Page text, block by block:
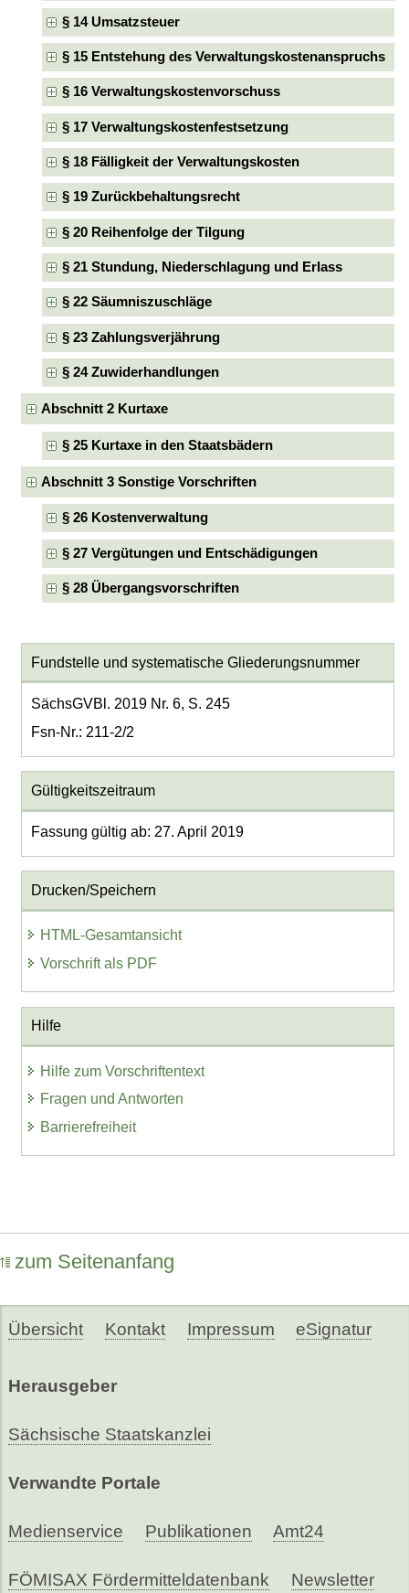
§ 14 Umsatzsteuer
§ 15 Entstehung des Verwaltungskostenanspruchs
§ 16 Verwaltungskostenvorschuss
§ 17 Verwaltungskostenfestsetzung
§ 18 Fälligkeit der Verwaltungskosten
§ 19 Zurückbehaltungsrecht
§ 20 Reihenfolge der Tilgung
§ 21 Stundung, Niederschlagung und Erlass
§ 22 Säumniszuschläge
§ 23 Zahlungsverjährung
§ 24 Zuwiderhandlungen
Abschnitt 2 Kurtaxe
§ 25 Kurtaxe in den Staatsbädern
Abschnitt 3 Sonstige Vorschriften
§ 26 Kostenverwaltung
§ 27 Vergütungen und Entschädigungen
§ 28 Übergangsvorschriften
Fundstelle und systematische Gliederungsnummer
SächsGVBl. 2019 Nr. 6, S. 245
Fsn-Nr.: 211-2/2
Gültigkeitszeitraum
Fassung gültig ab: 27. April 2019
Drucken/Speichern
HTML-Gesamtansicht
Vorschrift als PDF
Hilfe
Hilfe zum Vorschriftentext
Fragen und Antworten
Barrierefreiheit
zum Seitenanfang
Übersicht Kontakt Impressum eSignatur
Herausgeber
Sächsische Staatskanzlei
Verwandte Portale
Medienservice Publikationen Amt24
FÖMISAX Fördermitteldatenbank Newsletter